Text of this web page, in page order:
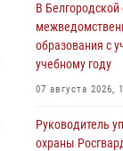
В
образования с
учебному году
07 августа 2026,
Руководитель
охраны